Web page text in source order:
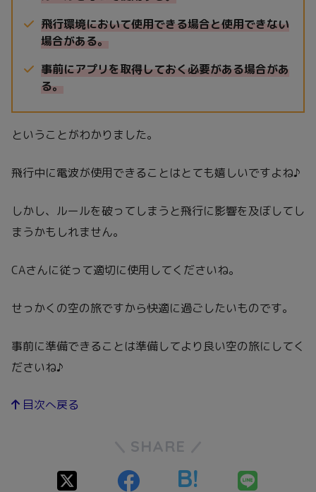
飛行環境において使用できる場合と使用できない
場合がある。
事前にアプリを取得しておく必要がある場合があ
る。
ということがわかりました。
飛行中に電波が使用できることはとても嬉しいですよね♪
しかし、ルールを破ってしまうと飛行に影響を及ぼしてし
まうかもしれません。
CAさんに従って適切に使用してくださいね。
せっかくの空の旅ですから快適に過ごしたいものです。
事前に準備できることは準備してより良い空の旅にしてく
ださいね♪
目次へ戻る
SHARE